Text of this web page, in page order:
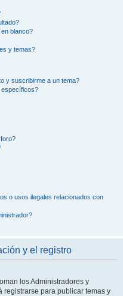
blanco?
y temas?
y suscribirme a un tema?
o usos ilegales relacionados con
y el registro
los Administradores y
registrarse para publicar temas y